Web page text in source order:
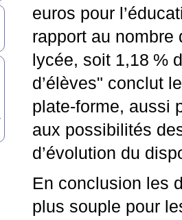
euros pour
rapport au
lycée, soit 1,18 %
d’élèves" conclut
plate-forme, aussi
aux possibilités
d’évolution du
En conclusion les
plus souple pour